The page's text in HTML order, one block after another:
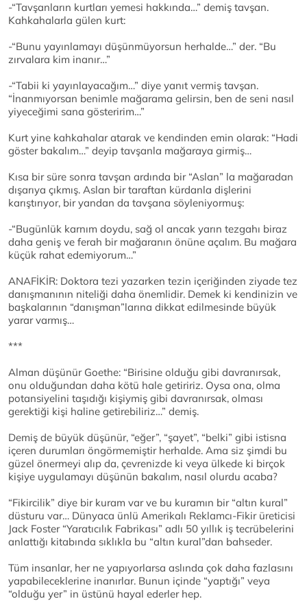
-“Tavşanların kurtları yemesi hakkında…” demiş tavşan.
Kahkahalarla gülen kurt:
-“Bunu yayınlamayı düşünmüyorsun herhalde…” der. “Bu
zırvalara kim inanır…”
-“Tabii ki yayınlayacağım…” diye yanıt vermiş tavşan.
“İnanmıyorsan benimle mağarama gelirsin, ben de seni nasıl
yiyeceğimi sana gösteririm…”
Kurt yine kahkahalar atarak ve kendinden emin olarak: “Hadi
göster bakalım…” deyip tavşanla mağaraya girmiş…
Kısa bir süre sonra tavşan ardında bir “Aslan” la mağaradan
dışarıya çıkmış. Aslan bir taraftan kürdanla dişlerini
karıştırıyor, bir yandan da tavşana söyleniyormuş:
-“Bugünlük karnım doydu, sağ ol ancak yarın tezgahı biraz
daha geniş ve ferah bir mağaranın önüne açalım. Bu mağara
küçük rahat edemiyorum…”
ANAFİKİR: Doktora tezi yazarken tezin içeriğinden ziyade tez
danışmanının niteliği daha önemlidir. Demek ki kendinizin ve
başkalarının “danışman”larına dikkat edilmesinde büyük
yarar varmış…
***
Alman düşünür Goethe: “Birisine olduğu gibi davranırsak,
onu olduğundan daha kötü hale getiririz. Oysa ona, olma
potansiyelini taşıdığı kişiymiş gibi davranırsak, olması
gerektiği kişi haline getirebiliriz…” demiş.
Demiş de büyük düşünür, “eğer”, “şayet”, “belki” gibi istisna
içeren durumları öngörmemiştir herhalde. Ama siz şimdi bu
güzel önermeyi alıp da, çevrenizde ki veya ülkede ki birçok
kişiye uygulamayı düşünün bakalım, nasıl olurdu acaba?
“Fikircilik” diye bir kuram var ve bu kuramın bir “altın kural”
düsturu var… Dünyaca ünlü Amerikalı Reklamcı-Fikir üreticisi
Jack Foster “Yaratıcılık Fabrikası” adlı 50 yıllık iş tecrübelerini
anlattığı kitabında sıklıkla bu “altın kural”dan bahseder.
Tüm insanlar, her ne yapıyorlarsa aslında çok daha fazlasını
yapabileceklerine inanırlar. Bunun içinde “yaptığı” veya
“olduğu yer” in üstünü hayal ederler hep.